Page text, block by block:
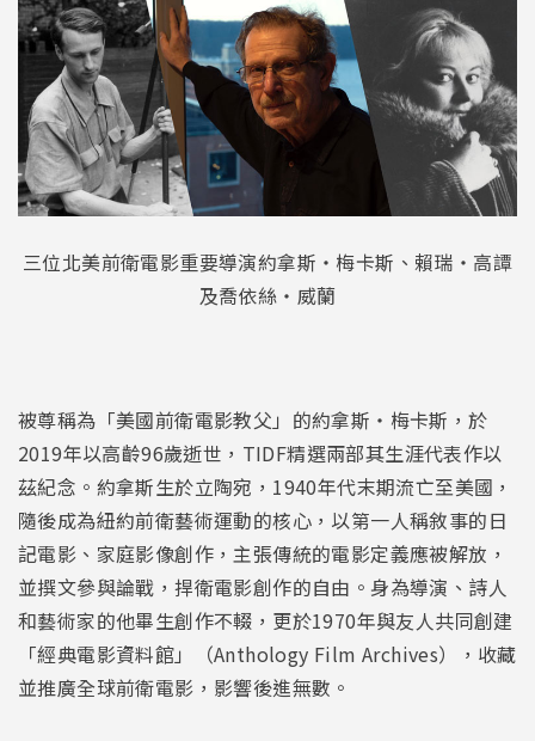
三位北美前衛電影重要導演約拿斯・梅卡斯、賴瑞・高譚
及喬依絲・威蘭
被尊稱為「美國前衛電影教父」的約拿斯・梅卡斯，於
2019年以高齡96歲逝世，TIDF精選兩部其生涯代表作以
茲紀念。約拿斯生於立陶宛，1940年代末期流亡至美國，
隨後成為紐約前衛藝術運動的核心，以第一人稱敘事的日
記電影、家庭影像創作，主張傳統的電影定義應被解放，
並撰文參與論戰，捍衛電影創作的自由。身為導演、詩人
和藝術家的他畢生創作不輟，更於1970年與友人共同創建
「經典電影資料館」（Anthology Film Archives），收藏
並推廣全球前衛電影，影響後進無數。